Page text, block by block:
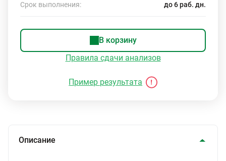
Срок выполнения: до 6 раб. дн.
В корзину
Правила сдачи анализов
Пример результата
Описание